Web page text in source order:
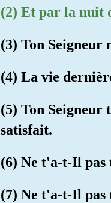
(2) Et par la nuit
(3) Ton Seigneur
(4) La vie
(5) Ton Seigneur
satisfait.
(6) Ne t'a-t-Il
(7) Ne t'a-t-Il